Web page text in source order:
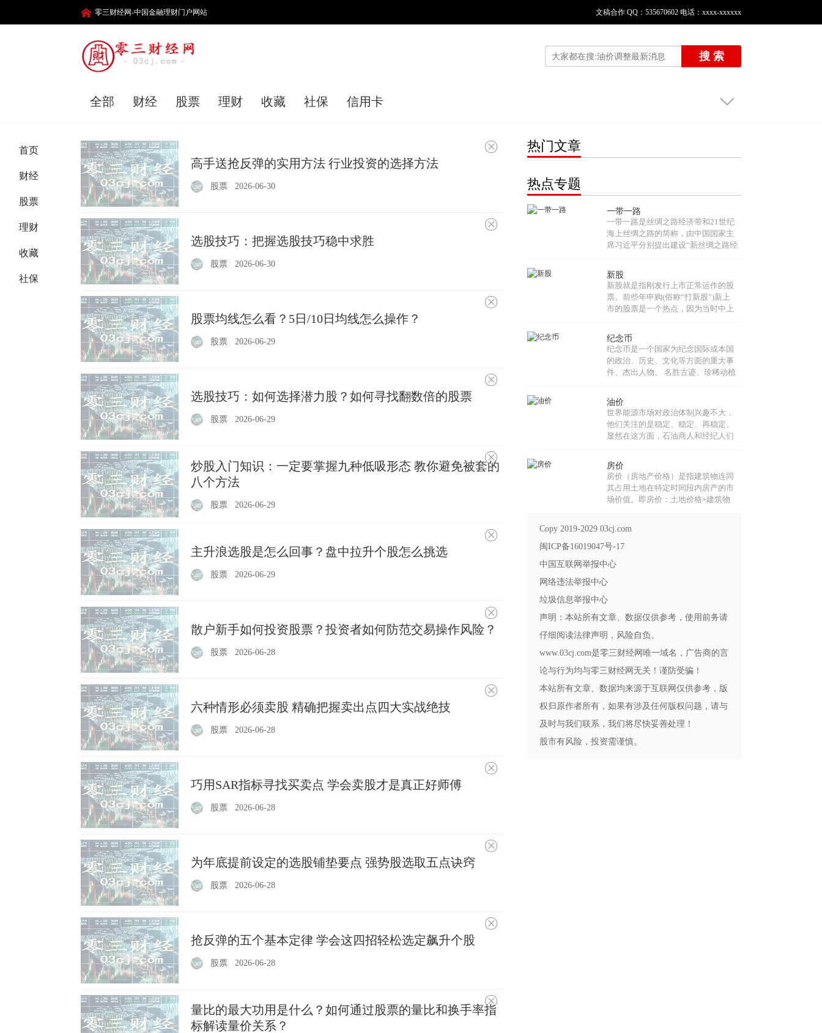
零三财经网-中国金融理财门户网站 文稿合作 QQ：535670602 电话：xxxx-xxxxxx
搜 索
全部 财经 股票 理财 收藏 社保 信用卡
首页
财经
股票
理财
收藏
社保
高手送抢反弹的实用方法 行业投资的选择方法
股票 2026-06-30
不
感
选股技巧：把握选股技巧稳中求胜
股票 2026-06-30
不
感
股票均线怎么看？5日/10日均线怎么操作？
股票 2026-06-29
不
感
选股技巧：如何选择潜力股？如何寻找翻数倍的股票
股票 2026-06-29
不
感
炒股入门知识：一定要掌握九种低吸形态 教你避免被套的
八个方法
股票 2026-06-29
不
感
兴
主升浪选股是怎么回事？盘中拉升个股怎么挑选
股票 2026-06-29
不
感
散户新手如何投资股票？投资者如何防范交易操作风险？
股票 2026-06-28
不
感
兴
六种情形必须卖股 精确把握卖出点四大实战绝技
股票 2026-06-28
不
感
巧用SAR指标寻找买卖点 学会卖股才是真正好师傅
股票 2026-06-28
不
感
为年底提前设定的选股铺垫要点 强势股选取五点诀窍
股票 2026-06-28
不
感
抢反弹的五个基本定律 学会这四招轻松选定飙升个股
股票 2026-06-28
不
感
量比的最大功用是什么？如何通过股票的量比和换手率指
标解读量价关系？
不
感
兴
热门文章
热点专题
一带一路
一带一路是丝绸之路经济带和21世纪
海上丝绸之路的简称，由中国国家主
席习近平分别提出建设“新丝绸之路经
构想。“一带一路”共同打造政治互
信、经济融合、文化包容的利益共同
体、命运共同体和责任共同体。...
新股
新股就是指刚发行上市正常运作的股
票。前些年申购(俗称“打新股”)新上
市的股票是一个热点，因为当时中上
日上市均有近100%左右的涨幅，目前
新股一上市就连续几个涨停板，使得
打新股热度出现上升。...
纪念币
纪念币是一个国家为纪念国际或本国
的政治、历史、文化等方面的重大事
件、杰出人物、 名胜古迹、珍稀动植
它包括普通纪念币和贵金属纪念币。
质量一般为精制，限量发行。贵金属
纪念币理论上是可以参与流通的，具
有流通手段职能。...
油价
世界能源市场对政治体制兴趣不大，
他们关注的是稳定、稳定、再稳定。
显然在这方面，石油商人和经纪人们
然不同。目前推动石油价格的有两
点：当前局势和未来预期。...
房价
房价（房地产价格）是指建筑物连同
其占用土地在特定时间段内房产的市
场价值。即房价：土地价格+建筑物
由多种因素构成。...
Copy 2019-2029 03cj.com
闽ICP备16019047号-17
中国互联网举报中心
网络违法举报中心
垃圾信息举报中心
声明：本站所有文章、数据仅供参考，使用前务请
仔细阅读法律声明，风险自负。
www.03cj.com是零三财经网唯一域名，广告商的言
论与行为均与零三财经网无关！谨防受骗！
本站所有文章、数据均来源于互联网仅供参考，版
权归原作者所有，如果有涉及任何版权问题，请与
及时与我们联系，我们将尽快妥善处理！
股市有风险，投资需谨慎。